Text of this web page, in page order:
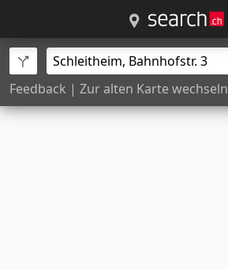
Feedback | Zur alten Karte wechseln